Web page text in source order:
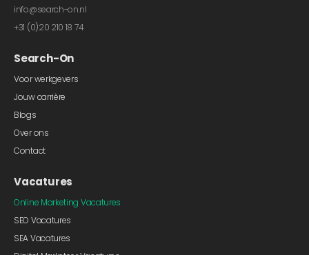
info@search-on.nl
+31 (0)20 210 18 74
Search-On
Voor werkgevers
Jouw carrière
Blogs
Over ons
Contact
Vacatures
Online Marketing Vacatures
SEO Vacatures
SEA Vacatures